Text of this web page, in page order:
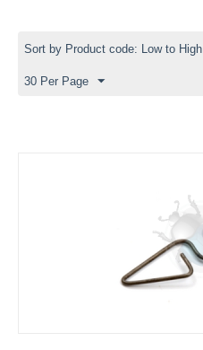
Sort by Product code: Low to High
30 Per Page